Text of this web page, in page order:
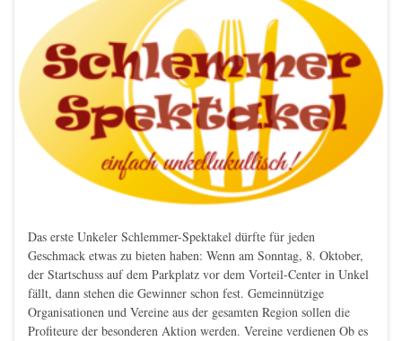
Das erste Unkeler Schlemmer-Spektakel dürfte für jeden
Geschmack etwas zu bieten haben: Wenn am Sonntag, 8. Oktober,
der Startschuss auf dem Parkplatz vor dem Vorteil-Center in Unkel
fällt, dann stehen die Gewinner schon fest. Gemeinnützige
Organisationen und Vereine aus der gesamten Region sollen die
Profiteure der besonderen Aktion werden. Vereine verdienen Ob es